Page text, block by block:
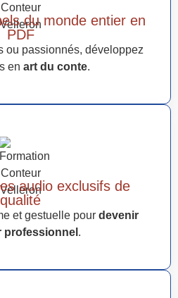
du monde entier en
PDF
ou passionnés, développez
en art du conte.
audio exclusifs de
qualité
et gestuelle pour devenir
professionnel .